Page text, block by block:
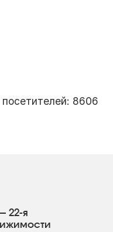
посетителей: 8606
22-я